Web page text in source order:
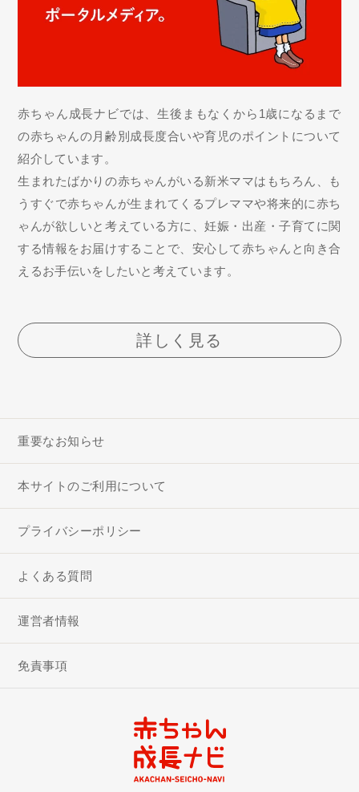
赤ちゃん成長ナビでは、生後まもなくから1歳になるまで
の赤ちゃんの月齢別成長度合いや育児のポイントについて
紹介しています。
生まれたばかりの赤ちゃんがいる新米ママはもちろん、も
うすぐで赤ちゃんが生まれてくるプレママや将来的に赤ち
ゃんが欲しいと考えている方に、妊娠・出産・子育てに関
する情報をお届けすることで、安心して赤ちゃんと向き合
えるお手伝いをしたいと考えています。
詳しく見る
重要なお知らせ
本サイトのご利用について
プライバシーポリシー
よくある質問
運営者情報
免責事項